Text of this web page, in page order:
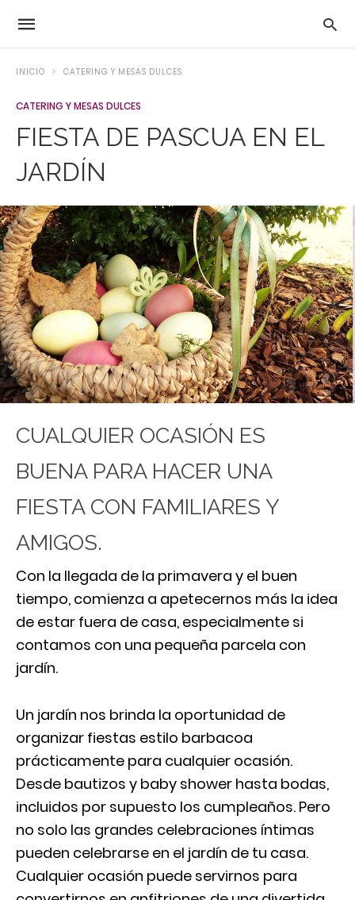
INICIO CATERING Y MESAS DULCES
CATERING Y MESAS DULCES
FIESTA DE PASCUA EN EL
JARDÍN
CUALQUIER OCASIÓN ES
BUENA PARA HACER UNA
FIESTA CON FAMILIARES Y
AMIGOS.
Con la llegada de la primavera y el buen
tiempo, comienza a apetecernos más la idea
de estar fuera de casa, especialmente si
contamos con una pequeña parcela con
jardín.
Un jardín nos brinda la oportunidad de
organizar fiestas estilo barbacoa
prácticamente para cualquier ocasión.
Desde bautizos y baby shower hasta bodas,
incluidos por supuesto los cumpleaños. Pero
no solo las grandes celebraciones íntimas
pueden celebrarse en el jardín de tu casa.
Cualquier ocasión puede servirnos para